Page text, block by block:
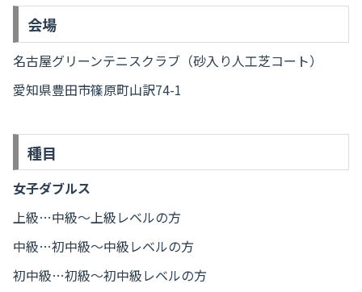
会場
名古屋グリーンテニスクラブ（砂入り人工芝コート）
愛知県豊田市篠原町山訳74-1
種目
女子ダブルス
上級…中級～上級レベルの方
中級…初中級～中級レベルの方
初中級…初級～初中級レベルの方